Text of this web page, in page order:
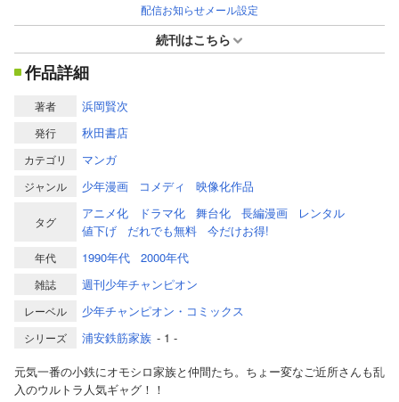
配信お知らせメール設定
続刊はこちら
作品詳細
著者 浜岡賢次
発行 秋田書店
カテゴリ マンガ
ジャンル 少年漫画 コメディ 映像化作品
タグ
アニメ化 ドラマ化 舞台化 長編漫画
レンタル
値下げ
だれでも無料 今だけお得!
年代 1990年代 2000年代
雑誌 週刊少年チャンピオン
レーベル 少年チャンピオン・コミックス
シリーズ 浦安鉄筋家族 - 1 -
元気一番の小鉄にオモシロ家族と仲間たち。ちょー変なご近所さんも乱
入のウルトラ人気ギャグ！！